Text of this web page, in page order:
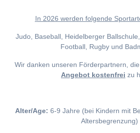
In 2026 werden folgende
Judo, Baseball, Heidelberger
Football, Rugby und
Wir danken unseren Förderpartnern,
Angebot kostenfrei zu
Alter/Age: 6-9 Jahre (bei Kindern mit
Altersbegrenzung)